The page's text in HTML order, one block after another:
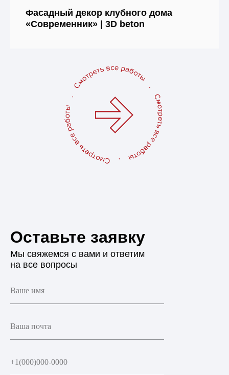
Фасадный декор клубного дома
«Современник» | 3D beton
Мы свяжемся с вами и ответим
на все вопросы
Оставьте заявку